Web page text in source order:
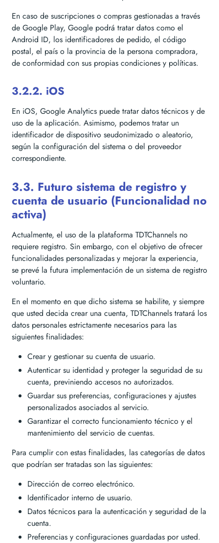
En caso de suscripciones o compras gestionadas a través
de Google Play, Google podrá tratar datos como el
Android ID, los identificadores de pedido, el código
postal, el país o la provincia de la persona compradora,
de conformidad con sus propias condiciones y políticas.
3.2.2. iOS
En iOS, Google Analytics puede tratar datos técnicos y de
uso de la aplicación. Asimismo, podemos tratar un
identificador de dispositivo seudonimizado o aleatorio,
según la configuración del sistema o del proveedor
correspondiente.
3.3. Futuro sistema de registro y
cuenta de usuario (Funcionalidad no
activa)
Actualmente, el uso de la plataforma TDTChannels no
requiere registro. Sin embargo, con el objetivo de ofrecer
funcionalidades personalizadas y mejorar la experiencia,
se prevé la futura implementación de un sistema de registro
voluntario.
En el momento en que dicho sistema se habilite, y siempre
que usted decida crear una cuenta, TDTChannels tratará los
datos personales estrictamente necesarios para las
siguientes finalidades:
Crear y gestionar su cuenta de usuario.
Autenticar su identidad y proteger la seguridad de su
cuenta, previniendo accesos no autorizados.
Guardar sus preferencias, configuraciones y ajustes
personalizados asociados al servicio.
Garantizar el correcto funcionamiento técnico y el
mantenimiento del servicio de cuentas.
Para cumplir con estas finalidades, las categorías de datos
que podrían ser tratadas son las siguientes:
Dirección de correo electrónico.
Identificador interno de usuario.
Datos técnicos para la autenticación y seguridad de la
cuenta.
Preferencias y configuraciones guardadas por usted.